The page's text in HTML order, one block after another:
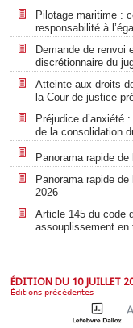
Pilotage maritime :
responsabilité à
Demande de renvoi
discrétionnaire du
Atteinte aux droits
la Cour de justice
Préjudice d’anxiété
de la consolidation
Panorama rapide
Panorama rapide
2026
Article 145 du code
assouplissement en
ÉDITION DU 10 JUILLET
Éditions précédentes